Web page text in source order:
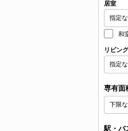
居室
和
リビン
専有面
駅・バ